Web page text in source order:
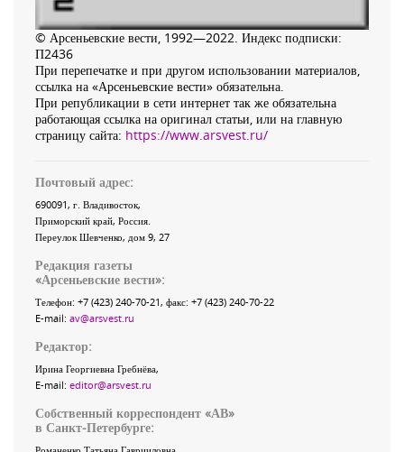
© Арсеньевские вести, 1992—2022. Индекс подписки:
П2436
При перепечатке и при другом использовании материалов,
ссылка на «Арсеньевские вести» обязательна.
При републикации в сети интернет так же обязательна
работающая ссылка на оригинал статьи, или на главную
страницу сайта: https://www.arsvest.ru/
Почтовый адрес:
690091, г. Владивосток,
Приморский край, Россия
Переулок Шевченко, дом 9, 27
Редакция газеты
«Арсеньевские вести»:
Телефон: +7 (423) 240-70-21, факс: +7 (423) 240-70-22
E-mail: av@arsvest.ru
Редактор:
Ирина Георгиевна Гребнёва,
E-mail: editor@arsvest.ru
Собственный корреспондент «АВ»
в Санкт-Петербурге: